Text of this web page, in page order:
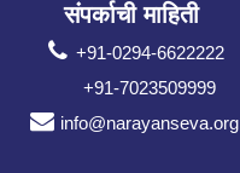
संपर्काची माहिती
+91-0294-6622222
+91-7023509999
info@narayanseva.org